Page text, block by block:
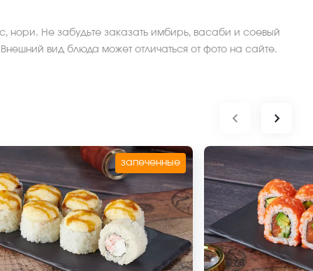
нори. Не забудьте заказать имбирь, васаби и соевый
вид блюда может отличаться от фото на сайте.
запеченные